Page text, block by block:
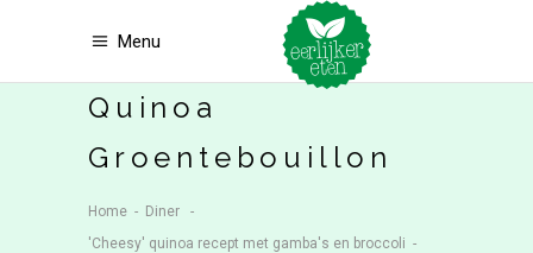
Menu
Quinoa
Groentebouillon
Home - Diner
-
'Cheesy' quinoa recept met gamba's en broccoli -